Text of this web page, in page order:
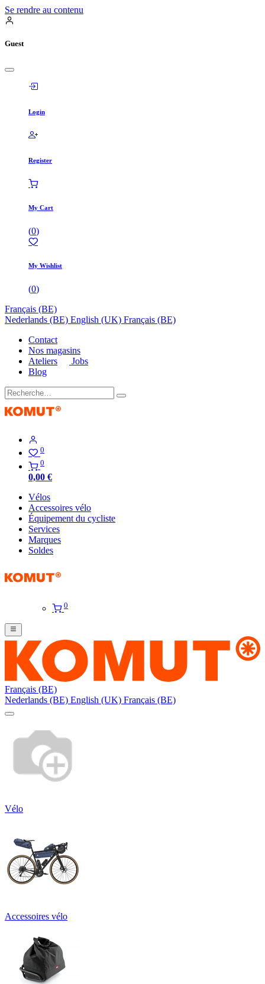
Se rendre au contenu
Guest
Login
Register
My Cart
(0)
My Wishlist
(0)
Français (BE)
Nederlands (BE) English (UK) Français (BE)
Contact
Nos magasins
Ateliers
Jobs
Blog
0
0
0,00 €
Vélos
Accessoires vélo
Équipement du cycliste
Services
Marques
Soldes
0
Français (BE)
Nederlands (BE) English (UK) Français (BE)
Vélo
Accessoires vélo